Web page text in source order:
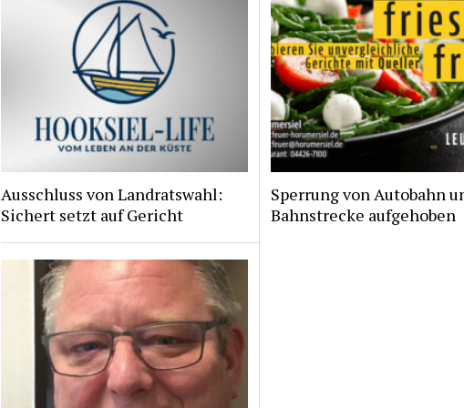
Ausschluss von Landratswahl:
Sichert setzt auf Gericht
Sperrung von Autobahn
Bahnstrecke aufgehoben